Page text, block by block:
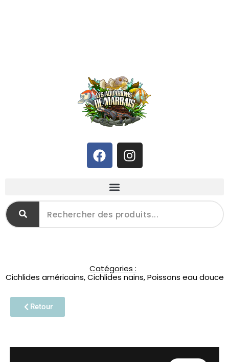
Catégories :
Cichlides américains,Cichlides nains,Poissons eau douce
Retour